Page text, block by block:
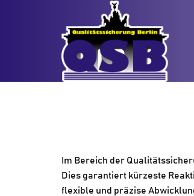
Im Bereich der
Dies garantiert kürzeste
flexible und präzise